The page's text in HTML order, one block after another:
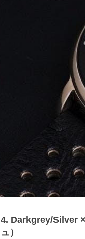
4. Darkgrey/Silver
ュ）